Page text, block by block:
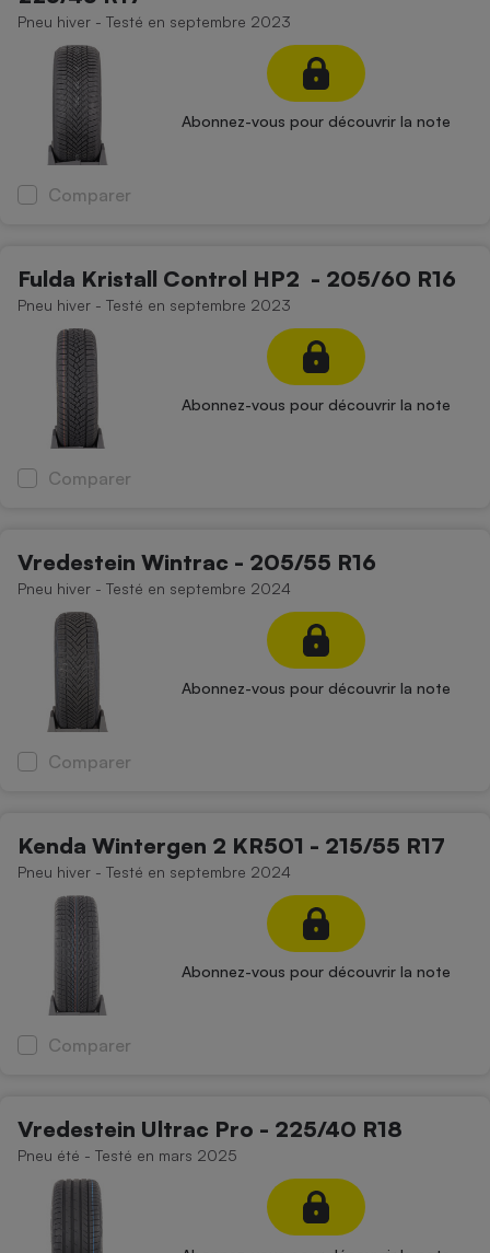
Pneu hiver - Testé en septembre 2023
Abonnez-vous pour découvrir la note
Comparer
Fulda Kristall Control HP2 - 205/60 R16
Pneu hiver - Testé en septembre 2023
Abonnez-vous pour découvrir la note
Comparer
Vredestein Wintrac - 205/55 R16
Pneu hiver - Testé en septembre 2024
Abonnez-vous pour découvrir la note
Comparer
Kenda Wintergen 2 KR501 - 215/55 R17
Pneu hiver - Testé en septembre 2024
Abonnez-vous pour découvrir la note
Comparer
Vredestein Ultrac Pro - 225/40 R18
Pneu été - Testé en mars 2025